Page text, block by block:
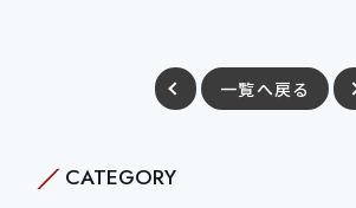
一覧へ戻る
CATEGORY